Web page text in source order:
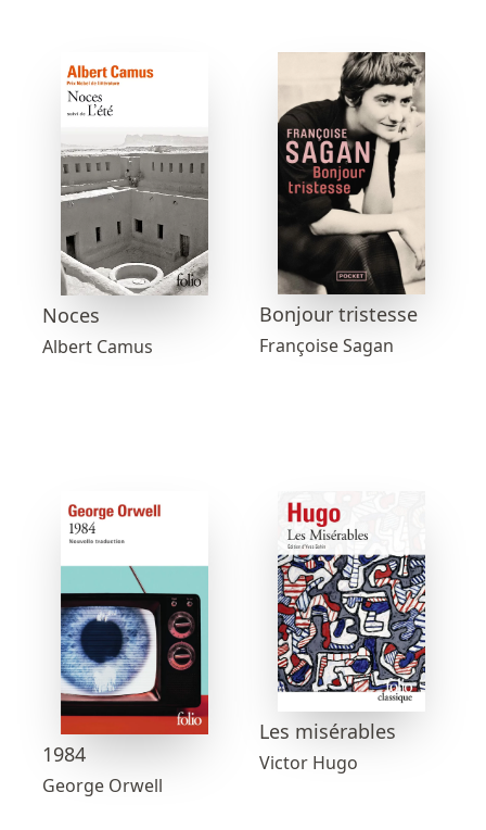
Noces
Albert Camus
Bonjour tristesse
Françoise Sagan
1984
George Orwell
Les misérables
Victor Hugo